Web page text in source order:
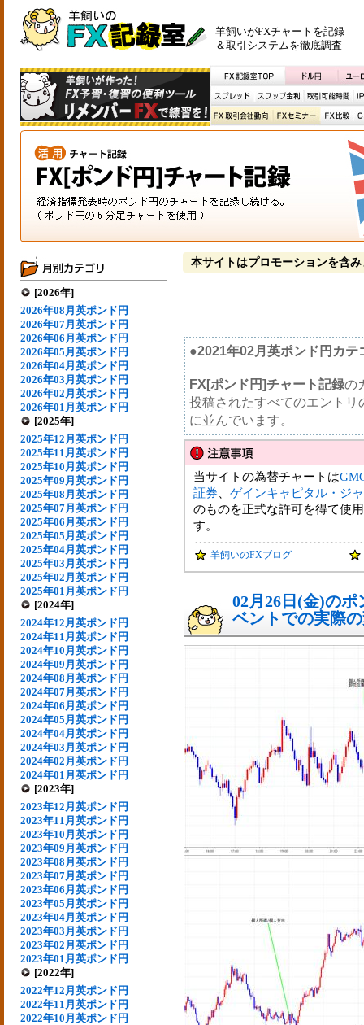
羊飼いがFXチャートを記録
＆取引システムを徹底調査
[2026年]
2026年08月英ポンド円
2026年07月英ポンド円
2026年06月英ポンド円
2026年05月英ポンド円
2026年04月英ポンド円
2026年03月英ポンド円
2026年02月英ポンド円
2026年01月英ポンド円
[2025年]
2025年12月英ポンド円
2025年11月英ポンド円
2025年10月英ポンド円
2025年09月英ポンド円
2025年08月英ポンド円
2025年07月英ポンド円
2025年06月英ポンド円
2025年05月英ポンド円
2025年04月英ポンド円
2025年03月英ポンド円
2025年02月英ポンド円
2025年01月英ポンド円
[2024年]
2024年12月英ポンド円
2024年11月英ポンド円
2024年10月英ポンド円
2024年09月英ポンド円
2024年08月英ポンド円
2024年07月英ポンド円
2024年06月英ポンド円
2024年05月英ポンド円
2024年04月英ポンド円
2024年03月英ポンド円
2024年02月英ポンド円
2024年01月英ポンド円
[2023年]
2023年12月英ポンド円
2023年11月英ポンド円
2023年10月英ポンド円
2023年09月英ポンド円
2023年08月英ポンド円
2023年07月英ポンド円
2023年06月英ポンド円
2023年05月英ポンド円
2023年04月英ポンド円
2023年03月英ポンド円
2023年02月英ポンド円
2023年01月英ポンド円
[2022年]
2022年12月英ポンド円
2022年11月英ポンド円
2022年10月英ポンド円
本サイトはプロモーションを含み
●2021年02月英ポンド円カテ
FX[ポンド円]チャート記録の
投稿されたすべてのエント
に並んでいます。
当サイトの為替チャートは
証券
ゲインキャピタル・ジ
のものを正式な許可を得て使
す。
羊飼いのFXブログ
02月26日(金)の
ベントでの実際